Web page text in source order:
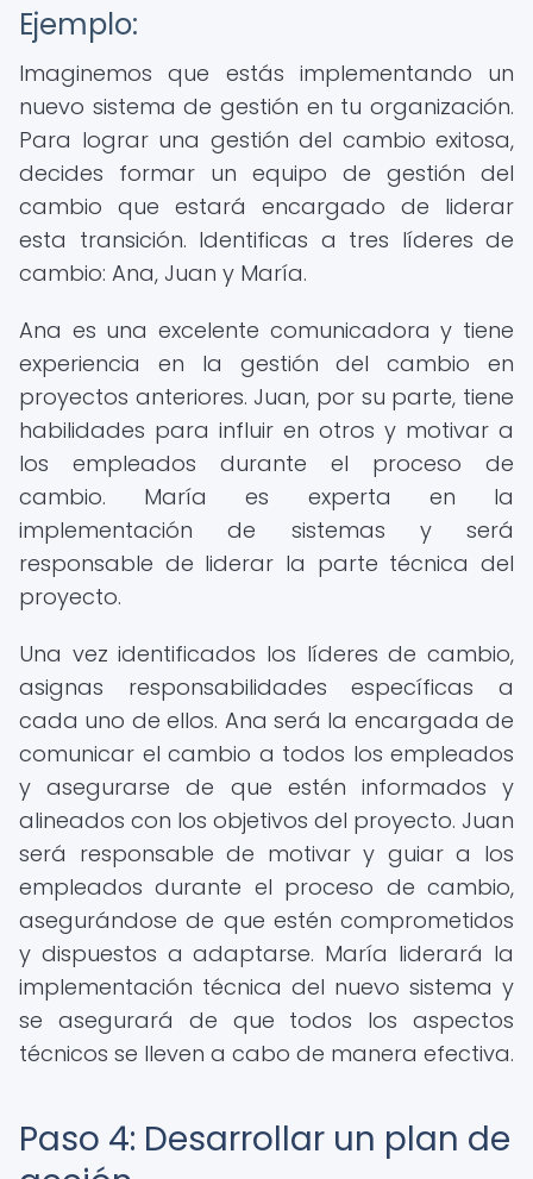
Ejemplo:
Imaginemos que estás implementando un
nuevo sistema de gestión en tu organización.
Para lograr una gestión del cambio exitosa,
decides formar un equipo de gestión del
cambio que estará encargado de liderar
esta transición. Identificas a tres líderes de
cambio: Ana, Juan y María.
Ana es una excelente comunicadora y tiene
experiencia en la gestión del cambio en
proyectos anteriores. Juan, por su parte, tiene
habilidades para influir en otros y motivar a
los empleados durante el proceso de
cambio. María es experta en la
implementación de sistemas y será
responsable de liderar la parte técnica del
proyecto.
Una vez identificados los líderes de cambio,
asignas responsabilidades específicas a
cada uno de ellos. Ana será la encargada de
comunicar el cambio a todos los empleados
y asegurarse de que estén informados y
alineados con los objetivos del proyecto. Juan
será responsable de motivar y guiar a los
empleados durante el proceso de cambio,
asegurándose de que estén comprometidos
y dispuestos a adaptarse. María liderará la
implementación técnica del nuevo sistema y
se asegurará de que todos los aspectos
técnicos se lleven a cabo de manera efectiva.
Paso 4: Desarrollar un plan de